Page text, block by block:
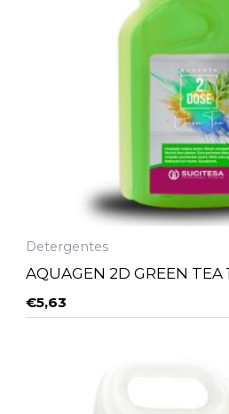
Detergentes
AQUAGEN 2D GREEN TEA
€5,63